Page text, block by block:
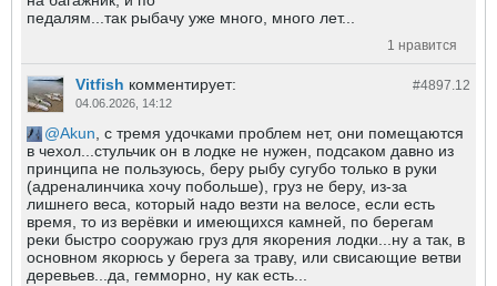
педалям...так рыбачу уже много, много лет...
1 нравится
#4897.12
Vitfish комментирует:
04.06.2026, 14:12
Akun, с тремя удочками проблем нет, они помещаются
в чехол...стульчик он в лодке не нужен, подсаком давно из
принципа не пользуюсь, беру рыбу сугубо только в руки
(адреналинчика хочу побольше), груз не беру, из-за
лишнего веса, который надо везти на велосе, если есть
время, то из верёвки и имеющихся камней, по берегам
реки быстро сооружаю груз для якорения лодки...ну а так, в
основном якорюсь у берега за траву, или свисающие ветви
деревьев...да, гемморно, ну как есть...